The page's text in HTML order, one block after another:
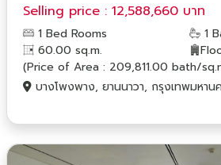
Selling price : 12,588,660 บาท
1 Bed Rooms
1
60.00 sq.m.
(Price of Area : 209,811.00 bath/
บางโพงพาง, ยานนาวา, กรุงเทพมหาน